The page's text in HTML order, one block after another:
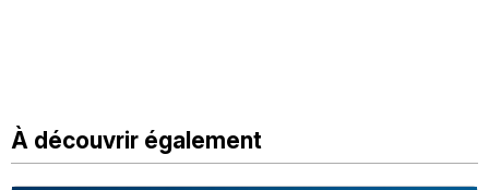
À découvrir également